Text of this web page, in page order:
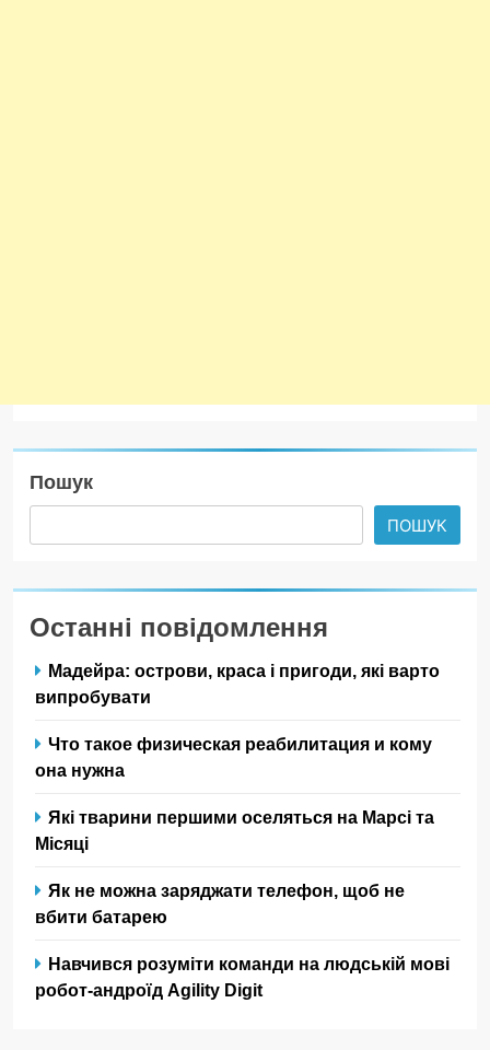
Пошук
ПОШУК
Останні повідомлення
Мадейра: острови, краса і пригоди, які варто
випробувати
Что такое физическая реабилитация и кому
она нужна
Які тварини першими оселяться на Марсі та
Місяці
Як не можна заряджати телефон, щоб не
вбити батарею
Навчився розуміти команди на людській мові
робот-андроїд Agility Digit